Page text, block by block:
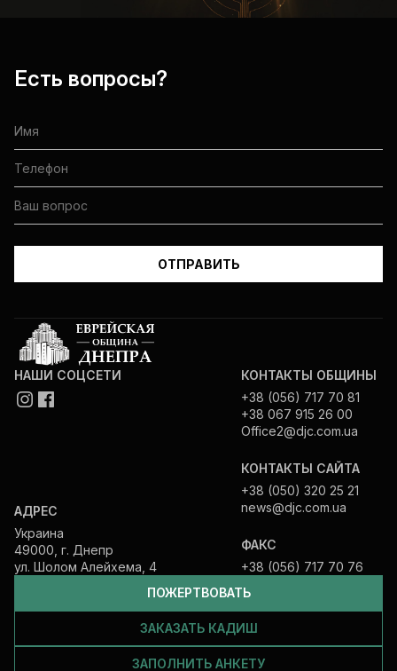
Есть вопросы?
ПОЖЕРТВОВАТЬ
ЗАКАЗАТЬ КАДИШ
ЗАПОЛНИТЬ АНКЕТУ
НАШИ СОЦСЕТИ
АДРЕС
Украина
49000, г. Днепр
ул. Шолом Алейхема, 4
КОНТАКТЫ ОБЩИНЫ
+38 (056) 717 70 81
+38 067 915 26 00
Office2@djc.com.ua
КОНТАКТЫ САЙТА
+38 (050) 320 25 21
news@djc.com.ua
ФАКС
+38 (056) 717 70 76